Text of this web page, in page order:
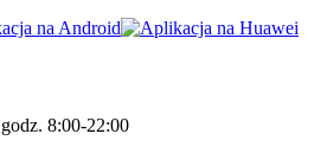
8:00-22:00